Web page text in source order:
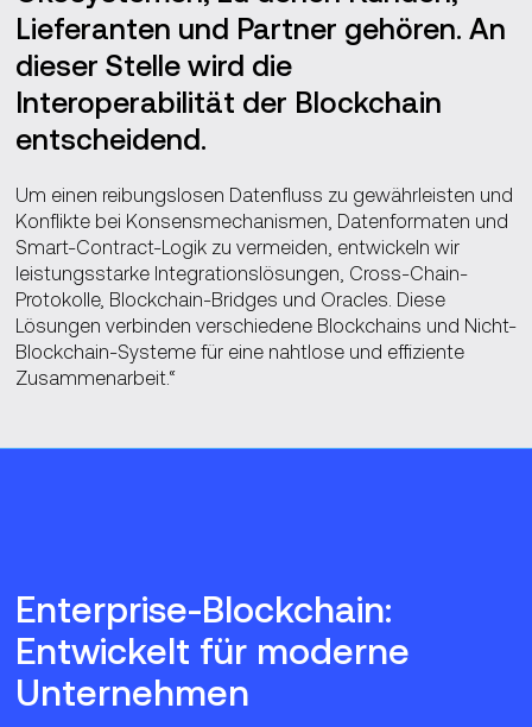
Lieferanten und Partner gehören. An
dieser Stelle wird die
Interoperabilität der Blockchain
entscheidend.
Um einen reibungslosen Datenfluss zu gewährleisten und
Konflikte bei Konsensmechanismen, Datenformaten und
Smart-Contract-Logik zu vermeiden, entwickeln wir
leistungsstarke Integrationslösungen, Cross-Chain-
Protokolle, Blockchain-Bridges und Oracles. Diese
Lösungen verbinden verschiedene Blockchains und Nicht-
Blockchain-Systeme für eine nahtlose und effiziente
Zusammenarbeit.“
Enterprise-Blockchain:
Entwickelt für moderne
Unternehmen